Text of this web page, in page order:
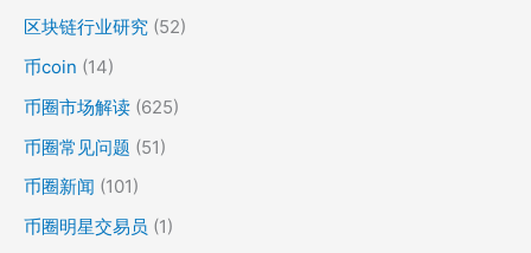
区块链行业研究 (52)
币coin (14)
币圈市场解读 (625)
币圈常见问题 (51)
币圈新闻 (101)
币圈明星交易员 (1)